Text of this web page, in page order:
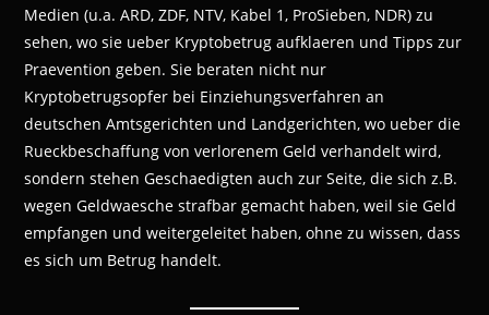
Medien (u.a. ARD, ZDF, NTV, Kabel 1, ProSieben, NDR) zu
sehen, wo sie ueber Kryptobetrug aufklaeren und Tipps zur
Praevention geben. Sie beraten nicht nur
Kryptobetrugsopfer bei Einziehungsverfahren an
deutschen Amtsgerichten und Landgerichten, wo ueber die
Rueckbeschaffung von verlorenem Geld verhandelt wird,
sondern stehen Geschaedigten auch zur Seite, die sich z.B.
wegen Geldwaesche strafbar gemacht haben, weil sie Geld
empfangen und weitergeleitet haben, ohne zu wissen, dass
es sich um Betrug handelt.